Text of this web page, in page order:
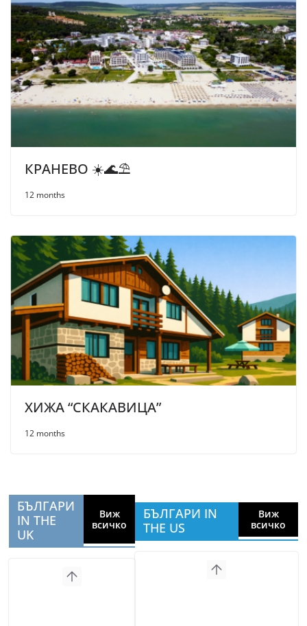
КРАНЕВО ☀️🌊⛱
12 months
ХИЖА “СКАКАВИЦА”
12 months
БЪЛГАРИ
IN THE
UK
Виж
всичко
БЪЛГАРИ IN
THE US
Виж
всичко